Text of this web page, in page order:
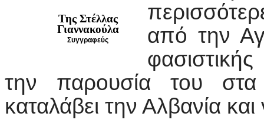
Της Στέλλας
Γιαννακούλα
Συγγραφεύς
από την
την παρουσία του
καταλάβει την Αλβανία